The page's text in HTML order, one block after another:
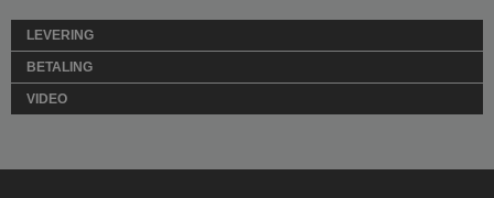
LEVERING
BETALING
VIDEO